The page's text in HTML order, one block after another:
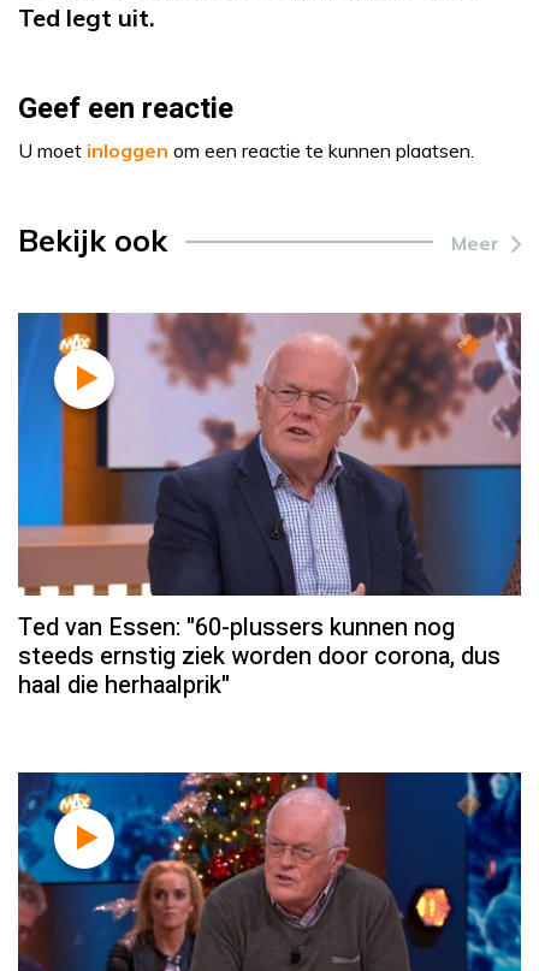
Ted legt uit.
Geef een reactie
U moet inloggen om een reactie te kunnen plaatsen.
Bekijk ook Meer
Ted van Essen: "60-plussers kunnen nog
steeds ernstig ziek worden door corona, dus
haal die herhaalprik"